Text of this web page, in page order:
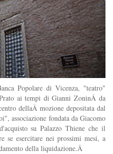
Popolare di Vicenza, "teatro"
ai tempi di Gianni ZoninÂ da
dellaÂ mozione depositata dal
associazione fondata da Giacomo
su Palazzo Thiene che il
se esercitare nei prossimi mesi, a
della liquidazione.Â